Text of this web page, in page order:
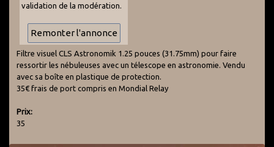
validation de la modération.
Filtre visuel CLS Astronomik 1.25 pouces (31.75mm) pour faire
ressortir les nébuleuses avec un télescope en astronomie. Vendu
avec sa boîte en plastique de protection.
35€ frais de port compris en Mondial Relay
Prix:
35